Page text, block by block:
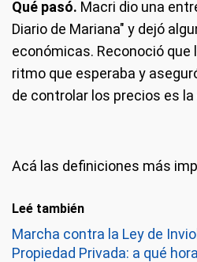
Qué pasó. Macri dio una
Diario de Mariana" y dejó
económicas. Reconoció que
ritmo que esperaba y
de controlar los precios es
Acá las definiciones más
Leé también
Marcha contra la Ley de
Propiedad Privada: a qué